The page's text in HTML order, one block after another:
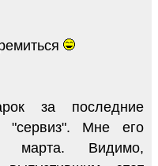
за последние
"сервиз". Мне его
Видимо,